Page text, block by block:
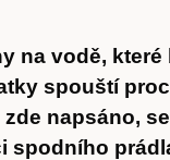
na vodě,
spouští
napsáno,
spodního